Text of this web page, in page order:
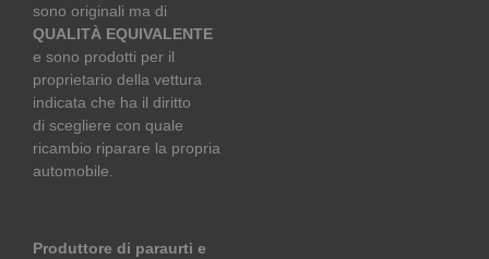
sono originali ma di
QUALITÀ EQUIVALENTE
e sono prodotti per il
proprietario della vettura
indicata che ha il diritto
di scegliere con quale
ricambio riparare la propria
automobile.
Produttore di paraurti e